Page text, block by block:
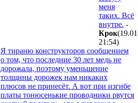
меня
таких. Всё
внутре. -
Крок
21:54)
Я тираню конструкторов сообщением
о том, что последние 30 лет медь не
дорожала, поэтому уменьшение
толщины дорожек нам никаких
плюсов не принесёт. А вот при изгибе
платы тонюсенькие проводники рвутся